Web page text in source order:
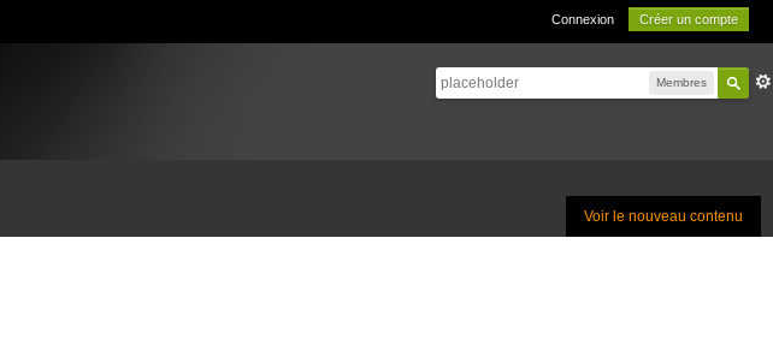
Connexion Créer un compte
Membres
Voir le nouveau contenu